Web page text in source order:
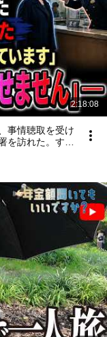
2:18:08
事情聴取を受け
を訪れた。する
書まで騙ってい
」と怒鳴った